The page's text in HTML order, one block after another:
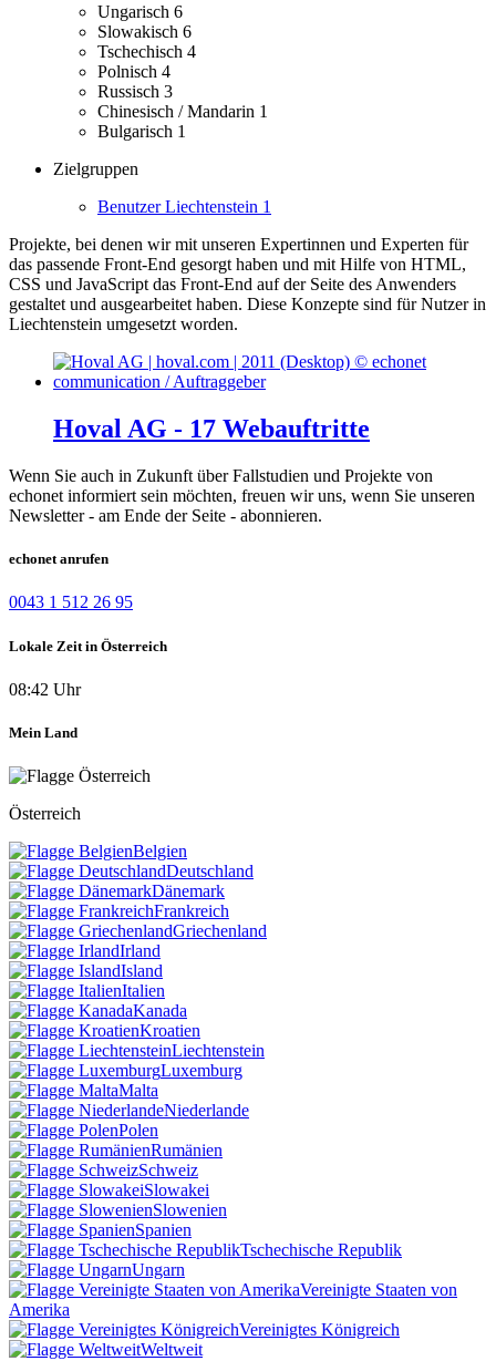
Ungarisch 6
Slowakisch 6
Tschechisch 4
Polnisch 4
Russisch 3
Chinesisch / Mandarin 1
Bulgarisch 1
Zielgruppen
Benutzer Liechtenstein 1
Projekte, bei denen wir mit unseren Expertinnen und Experten für
das passende Front-End gesorgt haben und mit Hilfe von HTML,
CSS und JavaScript das Front-End auf der Seite des Anwenders
gestaltet und ausgearbeitet haben. Diese Konzepte sind für Nutzer in
Liechtenstein umgesetzt worden.
Hoval AG - 17 Webauftritte
Wenn Sie auch in Zukunft über Fallstudien und Projekte von
echonet informiert sein möchten, freuen wir uns, wenn Sie unseren
Newsletter - am Ende der Seite - abonnieren.
echonet anrufen
0043 1 512 26 95
Lokale Zeit in Österreich
08:42 Uhr
Mein Land
Österreich
Belgien
Deutschland
Dänemark
Frankreich
Griechenland
Irland
Island
Italien
Kanada
Kroatien
Liechtenstein
Luxemburg
Malta
Niederlande
Polen
Rumänien
Schweiz
Slowakei
Slowenien
Spanien
Tschechische Republik
Ungarn
Vereinigte Staaten von
Amerika
Vereinigtes Königreich
Weltweit